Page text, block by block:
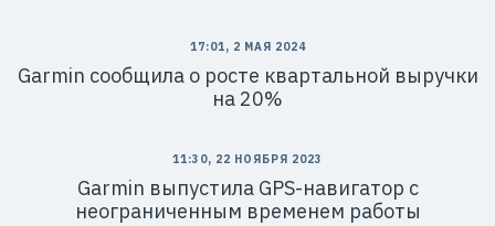
17:01, 2 МАЯ 2024
Garmin сообщила о росте квартальной выручки
на 20%
11:30, 22 НОЯБРЯ 2023
Garmin выпустила GPS-навигатор с
неограниченным временем работы